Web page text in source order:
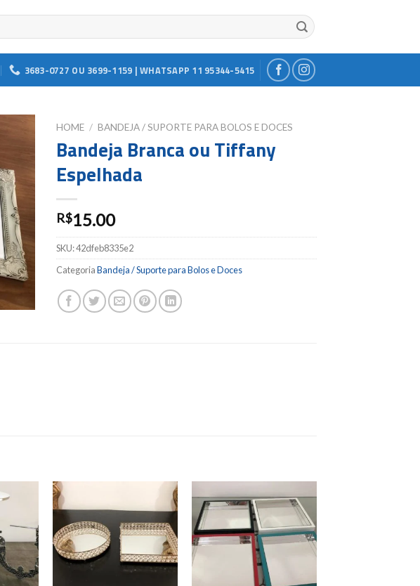
3683-0727 OU 3699-1159 | WHATSAPP 11 95344-5415
HOME / BANDEJA / SUPORTE PARA BOLOS E DOCES
Bandeja Branca ou Tiffany
Espelhada
R$15.00
SKU:42dfeb8335e2
CategoriaBandeja / Suporte para Bolos e Doces
wishlist
wishlist
Add to
wishlist